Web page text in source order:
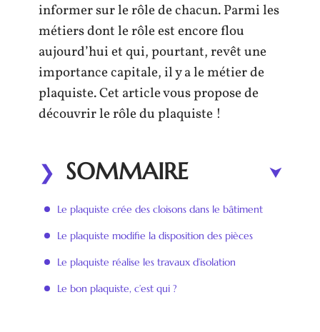
informer sur le rôle de chacun. Parmi les
métiers dont le rôle est encore flou
aujourd’hui et qui, pourtant, revêt une
importance capitale, il y a le métier de
plaquiste. Cet article vous propose de
découvrir le rôle du plaquiste !
SOMMAIRE
Le plaquiste crée des cloisons dans le bâtiment
Le plaquiste modifie la disposition des pièces
Le plaquiste réalise les travaux d’isolation
Le bon plaquiste, c’est qui ?